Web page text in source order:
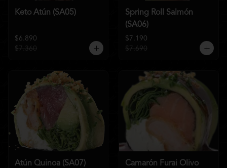
Keto Atún (SA05)
$6.890
$7.360
Spring Roll Salmón
(SA06)
$7.190
$7.690
Atún Quinoa (SA07)
Camarón Furai Olivo